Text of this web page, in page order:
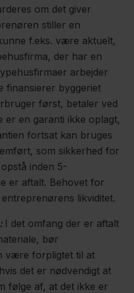
om det giver
stiller en
f.eks. være aktuelt,
der har en
arbejder
finansierer byggeriet
først, betaler ved
er en garanti ikke oplagt,
fortsat kan bruges
som sikkerhed for
inden 5-
er aftalt. Behovet for
likviditet.
I det omfang der er aftalt
bør
være forpligtet til at
det er nødvendigt at
følge af, at det ikke er